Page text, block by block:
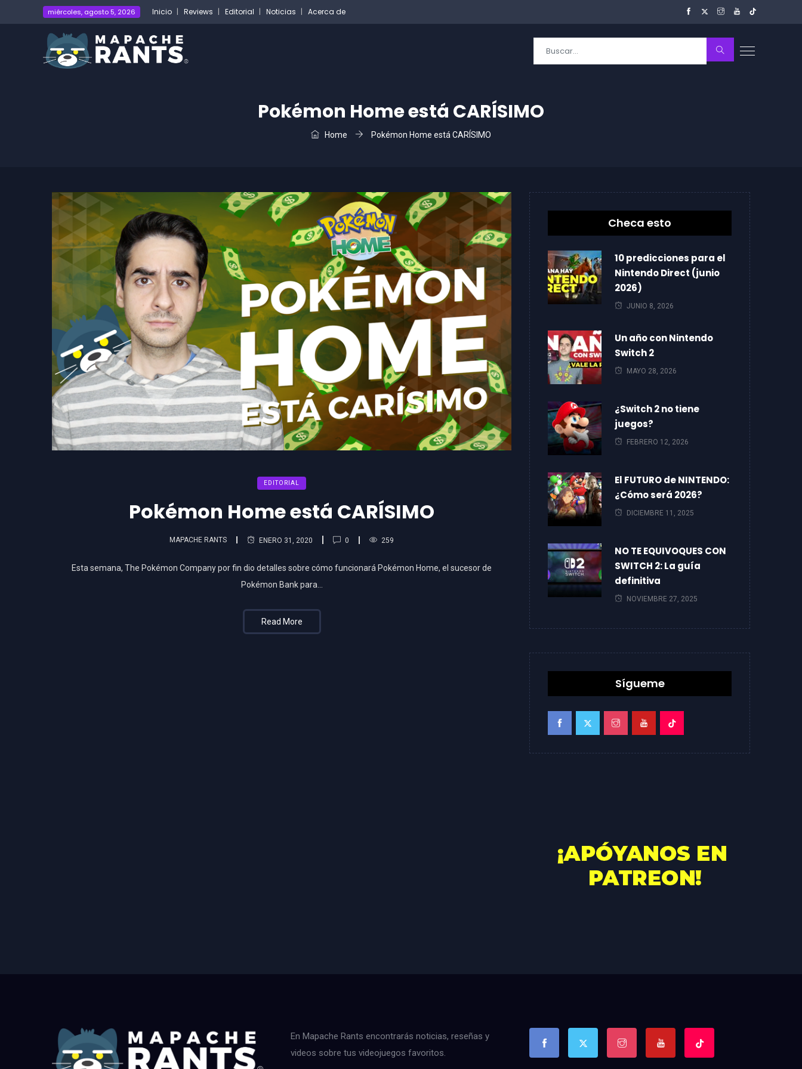
miércoles, agosto 5, 2026 Inicio Reviews Editorial Noticias Acerca de
Pokémon Home está CARÍSIMO
Home Pokémon Home está CARÍSIMO
EDITORIAL
Pokémon Home está CARÍSIMO
MAPACHE RANTS ENERO 31, 2020 0 259
Esta semana, The Pokémon Company por fin dio detalles sobre cómo funcionará Pokémon Home, el sucesor de
Pokémon Bank para…
Read More
Checa esto
10 predicciones para el
Nintendo Direct (junio
2026)
JUNIO 8, 2026
Un año con Nintendo
Switch 2
MAYO 28, 2026
¿Switch 2 no tiene
juegos?
FEBRERO 12, 2026
El FUTURO de NINTENDO:
¿Cómo será 2026?
DICIEMBRE 11, 2025
NO TE EQUIVOQUES CON
SWITCH 2: La guía
definitiva
NOVIEMBRE 27, 2025
Sígueme
En Mapache Rants encontrarás noticias, reseñas y
videos sobre tus videojuegos favoritos.